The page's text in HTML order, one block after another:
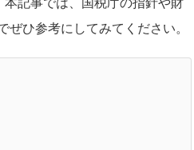
記事では、国税庁の指針や財
ひ参考にしてみてください。